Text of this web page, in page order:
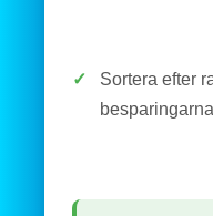
✓
Sortera efter
besparingarna